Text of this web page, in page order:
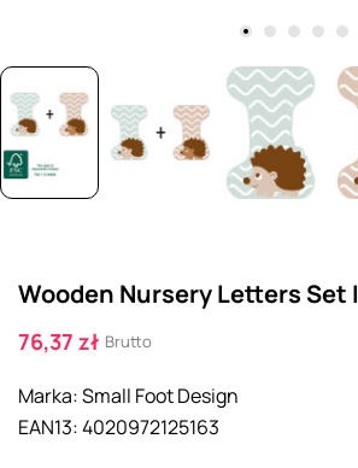
Wooden Nursery Letters Set I
76,37 zł Brutto
Marka:Small Foot Design
EAN13:4020972125163